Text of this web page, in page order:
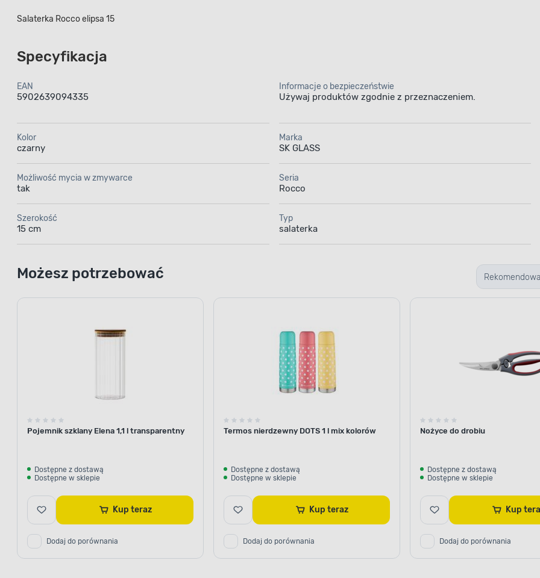
Salaterka Rocco elipsa 15
Specyfikacja
EAN
5902639094335
Informacje o bezpieczeństwie
Używaj produktów zgodnie z przeznaczeniem.
Kolor
czarny
Marka
SK GLASS
Możliwość mycia w zmywarce
tak
Seria
Rocco
Szerokość
15 cm
Typ
salaterka
Możesz potrzebować
Pojemnik szklany Elena 1,1 l transparentny
Dostępne z dostawą
Dostępne w sklepie
Kup teraz
Dodaj do porównania
Termos nierdzewny DOTS 1 l mix kolorów
Dostępne z dostawą
Dostępne w sklepie
Kup teraz
Dodaj do porównania
Nożyce do drobiu
Dostępne z dostawą
Dostępne w sklepie
Kup
Dodaj do porównania